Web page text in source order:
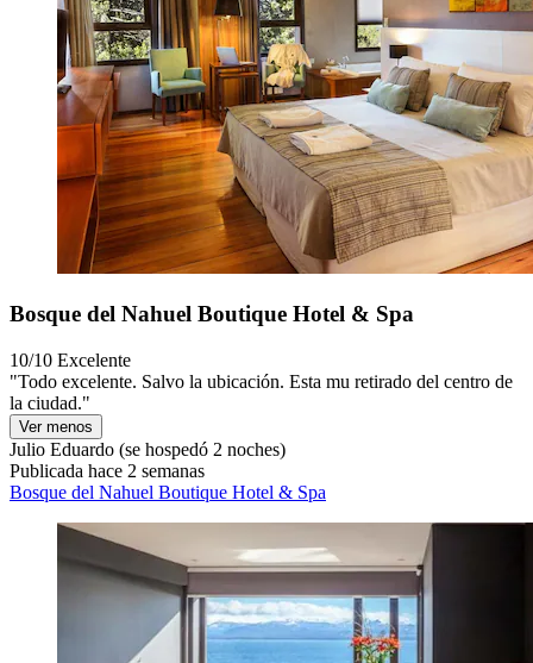
Bosque del Nahuel Boutique Hotel & Spa
10/10 Excelente
"Todo excelente. Salvo la ubicación. Esta mu retirado del centro de
la ciudad."
Ver menos
Julio Eduardo (se hospedó 2 noches)
Publicada hace 2 semanas
Bosque del Nahuel Boutique Hotel & Spa